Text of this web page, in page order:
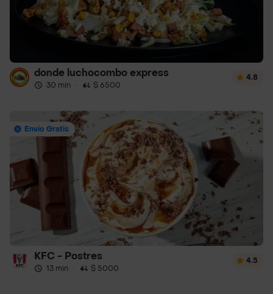
donde luchocombo express
30 min · $ 6500
4.8
Envío Gratis
KFC - Postres
13 min · $ 5000
4.5